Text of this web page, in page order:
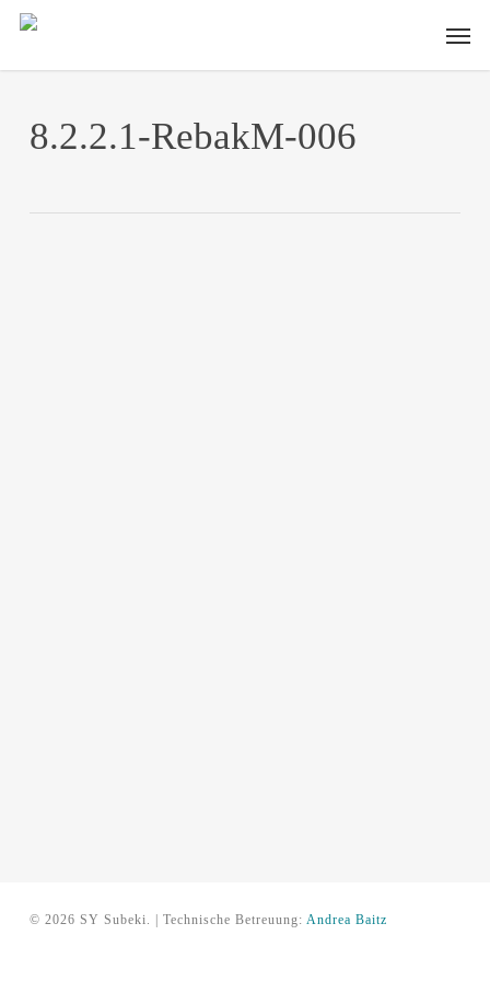
Skip
main
8.2.2.1-RebakM-006
© 2026 SY Subeki. | Technische Betreuung: Andrea Baitz